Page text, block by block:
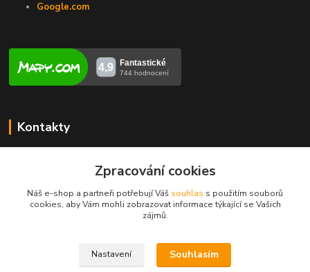
Google.com
Kontakty
+420731448913
info@opravakotlu.cz
Zpracování cookies
Náš e-shop a partneři potřebují Váš souhlas s použitím souborů
cookies, aby Vám mohli zobrazovat informace týkající se Vašich
zájmů.
Nastavení Souhlasím